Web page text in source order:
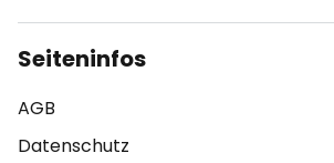
Seiteninfos
AGB
Datenschutz